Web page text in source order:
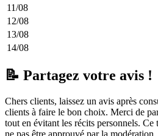
11/08
12/08
13/08
14/08
📝 Partagez votre avis !
Chers clients, laissez un avis après
clients à faire le bon choix. Merci de
tout en évitant les récits personnels.
ne pas être approuvé par la modération.